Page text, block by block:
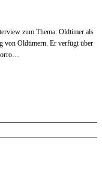
zum Thema: Oldtimer als
von Oldtimern. Er verfügt über